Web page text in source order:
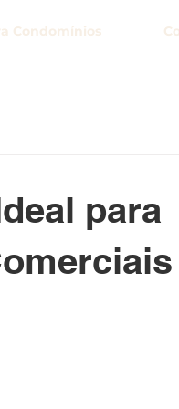
Condomínios
para